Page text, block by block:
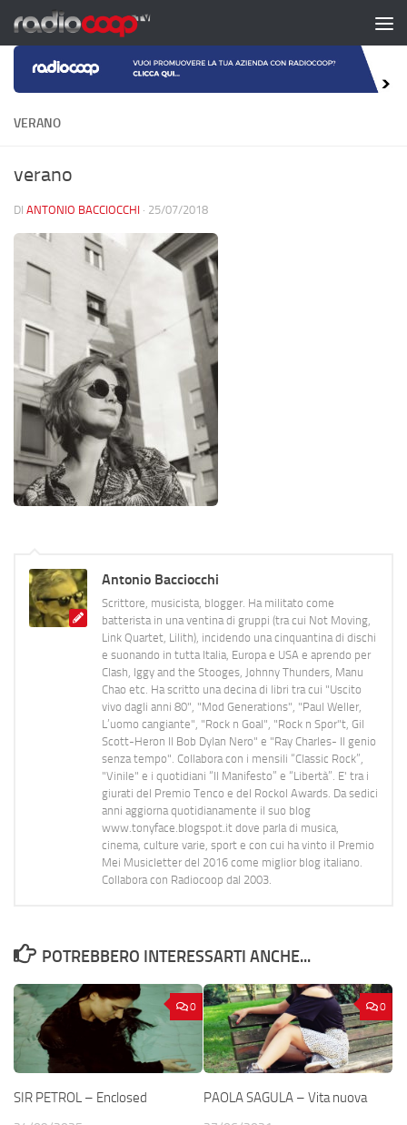
Salta al contenuto
VERANO
verano
DI ANTONIO BACCIOCCHI · 25/07/2018
Antonio Bacciocchi
Scrittore, musicista, blogger. Ha militato come
batterista in una ventina di gruppi (tra cui Not Moving,
Link Quartet, Lilith), incidendo una cinquantina di dischi
e suonando in tutta Italia, Europa e USA e aprendo per
Clash, Iggy and the Stooges, Johnny Thunders, Manu
Chao etc. Ha scritto una decina di libri tra cui "Uscito
vivo dagli anni 80", "Mod Generations", "Paul Weller,
L’uomo cangiante", "Rock n Goal", "Rock n Spor"t, Gil
Scott-Heron Il Bob Dylan Nero" e "Ray Charles- Il genio
senza tempo". Collabora con i mensili “Classic Rock”,
"Vinile" e i quotidiani “Il Manifesto” e “Libertà”. E' tra i
giurati del Premio Tenco e del Rockol Awards. Da sedici
anni aggiorna quotidianamente il suo blog
www.tonyface.blogspot.it dove parla di musica,
cinema, culture varie, sport e con cui ha vinto il Premio
Mei Musicletter del 2016 come miglior blog italiano.
Collabora con Radiocoop dal 2003.
POTREBBERO INTERESSARTI ANCHE...
0
SIR PETROL – Enclosed
0
PAOLA SAGULA – Vita nuova